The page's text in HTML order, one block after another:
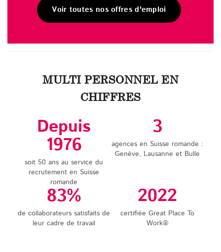
Voir toutes nos offres d'emploi
MULTI PERSONNEL EN
CHIFFRES
Depuis
1976
soit 50 ans au service du
recrutement en Suisse
romande
3
agences en Suisse romande :
Genève, Lausanne et Bulle
83%
de collaborateurs satisfaits de
leur cadre de travail
2022
certifiée Great Place To
Work®